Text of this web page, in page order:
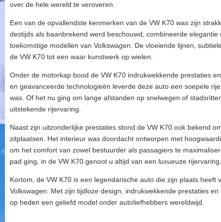
over de hele wereld te veroveren.
Een van de opvallendste kenmerken van de VW K70 was zijn
destijds als baanbrekend werd beschouwd, combineerde
toekomstige modellen van Volkswagen. De vloeiende lijnen,
de VW K70 tot een waar kunstwerk op wielen.
Onder de motorkap bood de VW K70 indrukwekkende prestaties
en geavanceerde technologieën leverde deze auto een soepele
was. Of het nu ging om lange afstanden op snelwegen of
uitstekende rijervaring.
Naast zijn uitzonderlijke prestaties stond de VW K70 ook bekend
zitplaatsen. Het interieur was doordacht ontworpen met
om het comfort van zowel bestuurder als passagiers te
pad ging, in de VW K70 genoot u altijd van een luxueuze rijervaring.
Kortom, de VW K70 is een legendarische auto die zijn plaats heeft
Volkswagen. Met zijn tijdloze design, indrukwekkende prestaties
op heden een geliefd model onder autoliefhebbers wereldwijd.